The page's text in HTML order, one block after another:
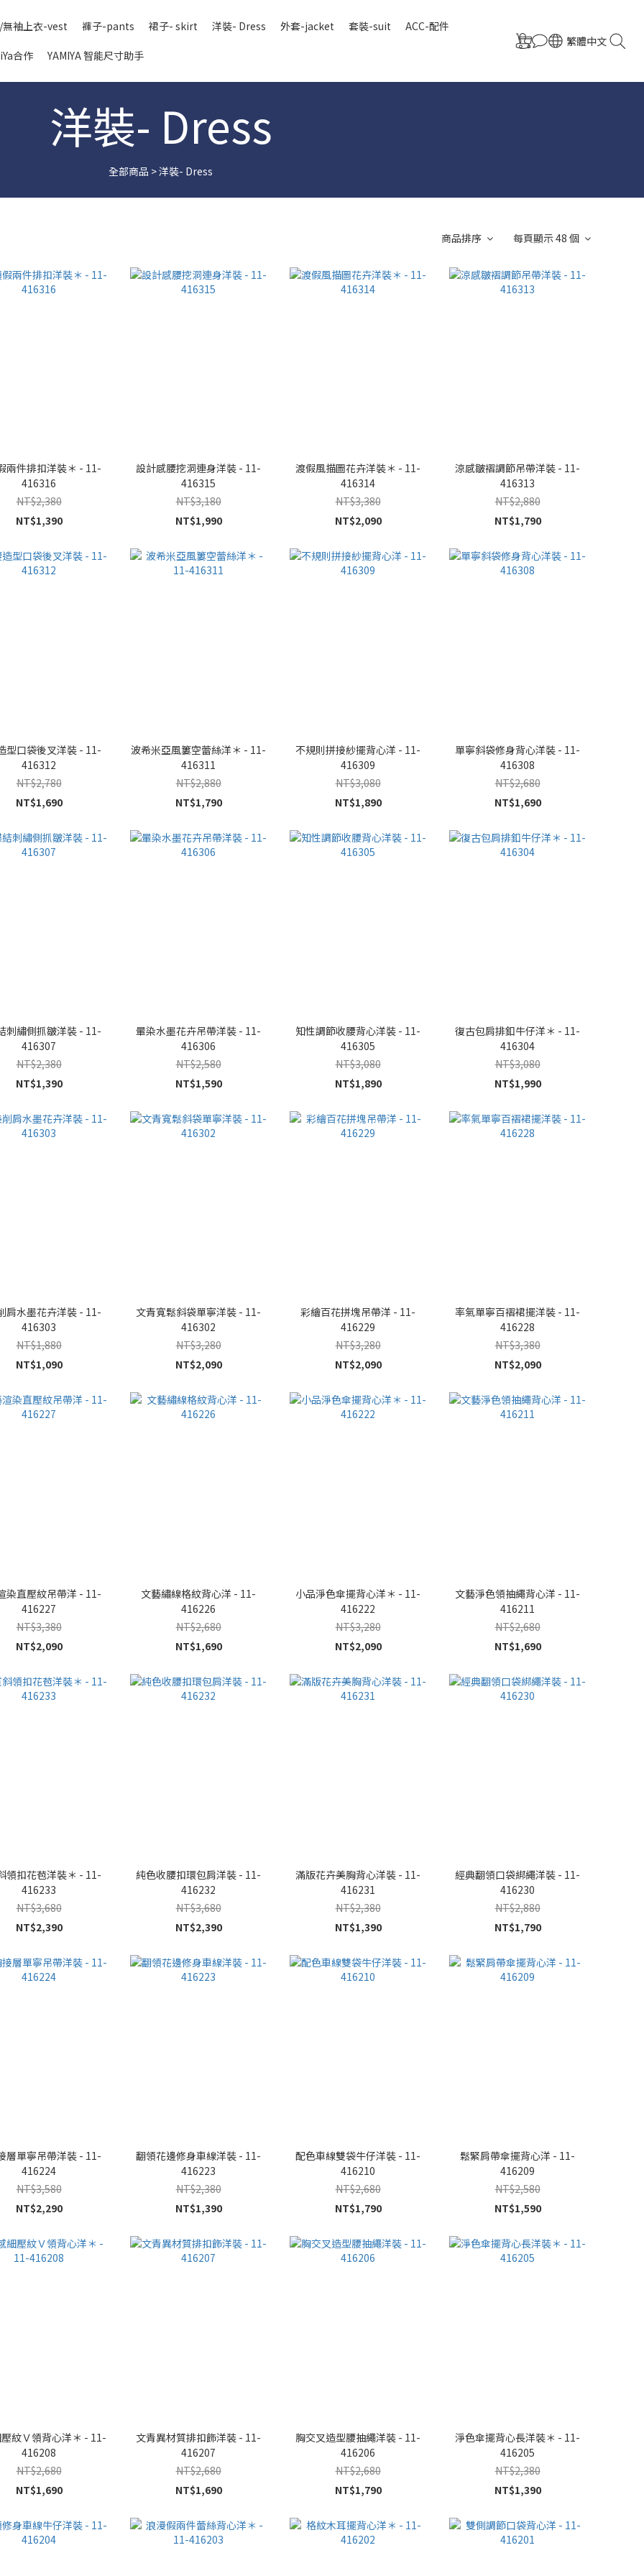
無袖上衣-vest 褲子-pants 裙子- skirt 洋裝- Dress 外套-jacket 套裝-suit ACC-配件
合作 YAMIYA 智能尺寸助手
繁體中文
洋裝- Dress
全部商品 >洋裝- Dress
商品排序 每頁顯示 48 個
兩件排扣洋裝＊ - 11-
416316
NT$2,380
NT$1,390
設計感腰挖洞連身洋裝 - 11-
416315
NT$3,180
NT$1,990
渡假風描圖花卉洋裝＊ - 11-
416314
NT$3,380
NT$2,090
涼感皺褶調節吊帶洋裝 - 11-
416313
NT$2,880
NT$1,790
型口袋後叉洋裝 - 11-
416312
NT$2,780
NT$1,690
波希米亞風簍空蕾絲洋＊ - 11-
416311
NT$2,880
NT$1,790
不規則拼接紗擺背心洋 - 11-
416309
NT$3,080
NT$1,890
單寧斜袋修身背心洋裝 - 11-
416308
NT$2,680
NT$1,690
刺繡側抓皺洋裝 - 11-
416307
NT$2,380
NT$1,390
暈染水墨花卉吊帶洋裝 - 11-
416306
NT$2,580
NT$1,590
知性調節收腰背心洋裝 - 11-
416305
NT$3,080
NT$1,890
復古包肩排釦牛仔洋＊ - 11-
416304
NT$3,080
NT$1,990
肩水墨花卉洋裝 - 11-
416303
NT$1,880
NT$1,090
文青寬鬆斜袋單寧洋裝 - 11-
416302
NT$3,280
NT$2,090
彩繪百花拼塊吊帶洋 - 11-
416229
NT$3,280
NT$2,090
率氣單寧百褶裙擺洋裝 - 11-
416228
NT$3,380
NT$2,090
染直壓紋吊帶洋 - 11-
416227
NT$3,380
NT$2,090
文藝繡線格紋背心洋 - 11-
416226
NT$2,680
NT$1,690
小品淨色傘擺背心洋＊ - 11-
416222
NT$3,280
NT$2,090
文藝淨色領抽繩背心洋 - 11-
416211
NT$2,680
NT$1,690
領扣花苞洋裝＊ - 11-
416233
NT$3,680
NT$2,390
純色收腰扣環包肩洋裝 - 11-
416232
NT$3,680
NT$2,390
滿版花卉美胸背心洋裝 - 11-
416231
NT$2,380
NT$1,390
經典翻領口袋綁繩洋裝 - 11-
416230
NT$2,880
NT$1,790
層單寧吊帶洋裝 - 11-
416224
NT$3,580
NT$2,290
翻領花邊修身車線洋裝 - 11-
416223
NT$2,380
NT$1,390
配色車線雙袋牛仔洋裝 - 11-
416210
NT$2,680
NT$1,790
鬆緊肩帶傘擺背心洋 - 11-
416209
NT$2,580
NT$1,590
紋Ｖ領背心洋＊ - 11-
416208
NT$2,680
NT$1,690
文青異材質排扣飾洋裝 - 11-
416207
NT$2,680
NT$1,690
胸交叉造型腰抽繩洋裝 - 11-
416206
NT$2,680
NT$1,790
淨色傘擺背心長洋裝＊ - 11-
416205
NT$2,380
NT$1,390